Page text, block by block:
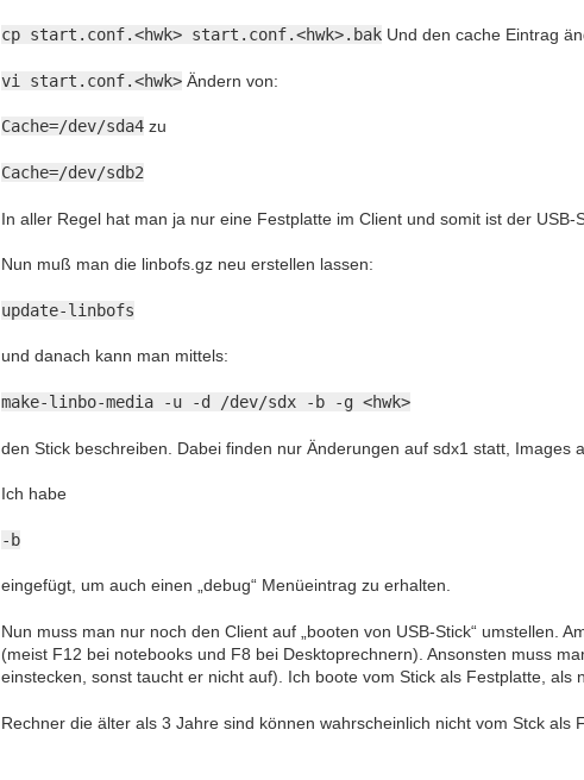
cp start.conf.<hwk> start.conf.<hwk>.bak Und den cache Eintrag
vi start.conf.<hwk> Ändern von:
Cache=/dev/sda4 zu
Cache=/dev/sdb2
In aller Regel hat man ja nur eine Festplatte im Client und somit ist der USB-
Nun muß man die linbofs.gz neu erstellen lassen:
update-linbofs
und danach kann man mittels:
make-linbo-media -u -d /dev/sdx -b -g <hwk>
den Stick beschreiben. Dabei finden nur Änderungen auf sdx1 statt, Images
Ich habe
-b
eingefügt, um auch einen „debug“ Menüeintrag zu erhalten.
Nun muss man nur noch den Client auf „booten von USB-Stick“ umstellen.
(meist F12 bei notebooks und F8 bei Desktoprechnern). Ansonsten muss
einstecken, sonst taucht er nicht auf). Ich boote vom Stick als Festplatte, als
Rechner die älter als 3 Jahre sind können wahrscheinlich nicht vom Stck als